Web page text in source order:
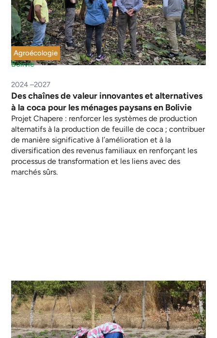
Agroécologie
Bolivie
2024 –2027
Des chaînes de valeur innovantes et alternatives
à la coca pour les ménages paysans en Bolivie
Projet Chapere : renforcer les systèmes de production
alternatifs à la production de feuille de coca ; contribuer
de manière significative à l’amélioration et à la
diversification des revenus familiaux en renforçant les
processus de transformation et les liens avec des
marchés sûrs.